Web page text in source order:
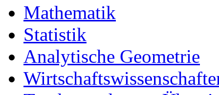
Mathematik
Statistik
Analytische Geometrie